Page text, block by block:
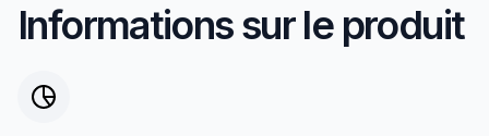
Informations sur le produit